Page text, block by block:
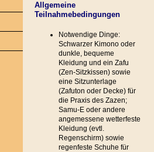
Allgemeine
Teilnahmebedingungen
Notwendige Dinge:
Schwarzer Kimono oder
dunkle, bequeme
Kleidung und ein Zafu
(Zen-Sitzkissen) sowie
eine Sitzunterlage
(Zafuton oder Decke) für
die Praxis des Zazen;
Samu-E oder andere
angemessene wetterfeste
Kleidung (evtl.
Regenschirm) sowie
regenfeste Schuhe für